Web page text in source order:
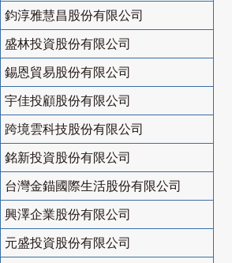
鈞淳雅慧昌股份有限公司
盛林投資股份有限公司
錫恩貿易股份有限公司
宇佳投顧股份有限公司
跨境雲科技股份有限公司
銘新投資股份有限公司
台灣金錨國際生活股份有限公司
興澤企業股份有限公司
元盛投資股份有限公司